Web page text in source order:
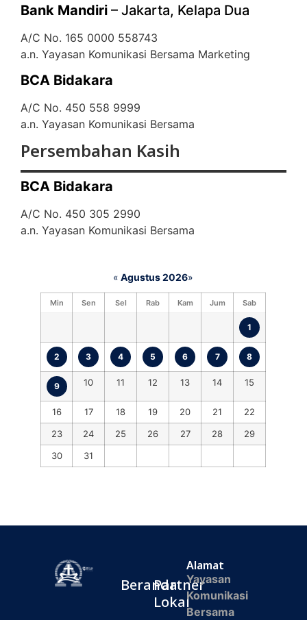
Bank Mandiri – Jakarta, Kelapa Dua
A/C No. 165 0000 558743
a.n. Yayasan Komunikasi Bersama Marketing
BCA Bidakara
A/C No. 450 558 9999
a.n. Yayasan Komunikasi Bersama
Persembahan Kasih
BCA Bidakara
A/C No. 450 305 2990
a.n. Yayasan Komunikasi Bersama
« Agustus 2026»
Min Sen Sel Rab Kam Jum Sab
1
2 3 4 5 6 7 8
9 10 11 12 13 14 15
16 17 18 19 20 21
22
23
24 25 26 27 28
29
30
31
BerandaPartner
Lokal
Alamat
Yayasan
Komunikasi
Bersama